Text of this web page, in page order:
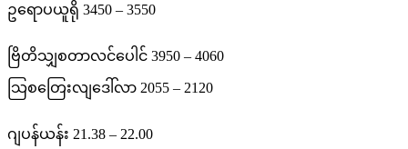
ဥရောပယူရို 3450 – 3550
ဗြိတိသျှစတာလင်ပေါင် 3950 – 4060
သြစတြေးလျဒေါ်လာ 2055 – 2120
ဂျပန်ယန်း 21.38 – 22.00